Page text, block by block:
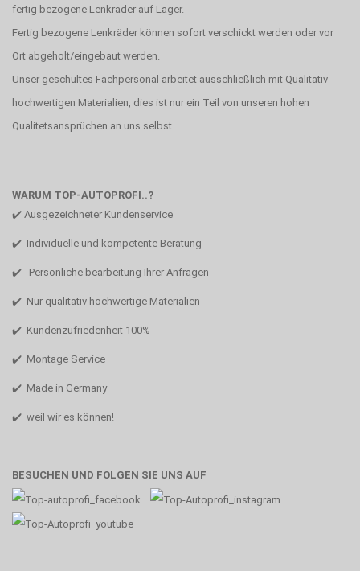
fertig bezogene Lenkräder auf Lager.
Fertig bezogene Lenkräder können sofort verschickt werden oder vor
Ort abgeholt/eingebaut werden.
Unser geschultes Fachpersonal arbeitet ausschließlich mit Qualitativ
hochwertigen Materialien, dies ist nur ein Teil von unseren hohen
Qualitetsansprüchen an uns selbst.
WARUM TOP-AUTOPROFI..?
✔️ Ausgezeichneter Kundenservice
✔️ Individuelle und kompetente Beratung
✔️ Persönliche bearbeitung Ihrer Anfragen
✔️ Nur qualitativ hochwertige Materialien
✔️ Kundenzufriedenheit 100%
✔️ Montage Service
✔️ Made in Germany
✔️ weil wir es können!
BESUCHEN UND FOLGEN SIE UNS AUF